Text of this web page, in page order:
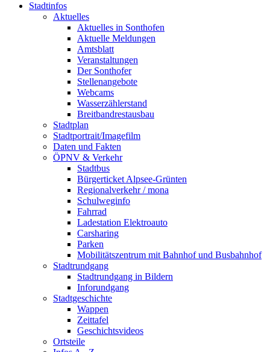
Stadtinfos
Aktuelles
Aktuelles in Sonthofen
Aktuelle Meldungen
Amtsblatt
Veranstaltungen
Der Sonthofer
Stellenangebote
Webcams
Wasserzählerstand
Breitbandrestausbau
Stadtplan
Stadtportrait/Imagefilm
Daten und Fakten
ÖPNV & Verkehr
Stadtbus
Bürgerticket Alpsee-Grünten
Regionalverkehr / mona
Schulweginfo
Fahrrad
Ladestation Elektroauto
Carsharing
Parken
Mobilitätszentrum mit Bahnhof und Busbahnhof
Stadtrundgang
Stadtrundgang in Bildern
Inforundgang
Stadtgeschichte
Wappen
Zeittafel
Geschichtsvideos
Ortsteile